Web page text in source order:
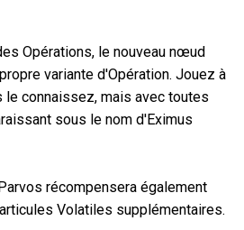
Opérations, le nouveau nœud
variante d'Opération. Jouez à
connaissez, mais avec toutes
sous le nom d'Eximus
récompensera également
Volatiles supplémentaires.